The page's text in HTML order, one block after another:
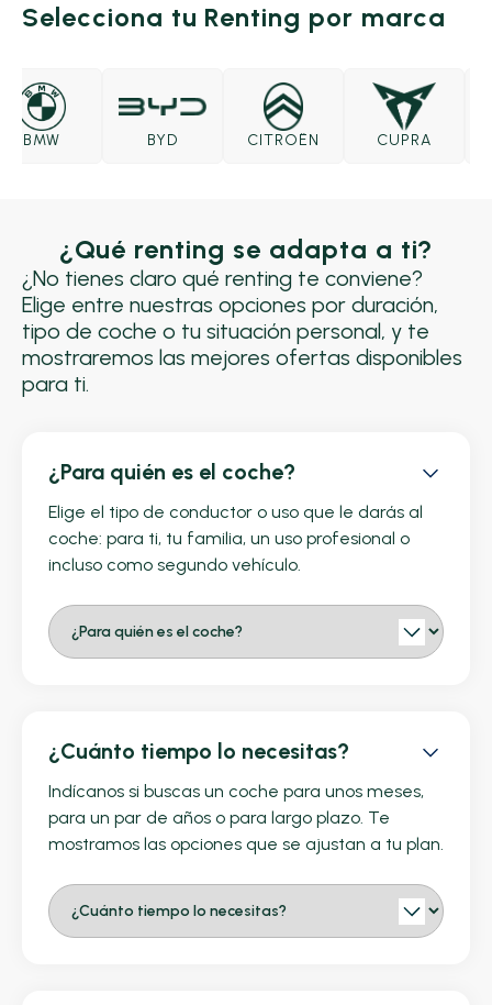
Selecciona tu Renting por marca
BMW BYD CITROËN CUPRA
¿Qué renting se adapta a ti?
¿No tienes claro qué renting te conviene?
Elige entre nuestras opciones por duración,
tipo de coche o tu situación personal, y te
mostraremos las mejores ofertas disponibles
para ti.
¿Para quién es el coche?
Elige el tipo de conductor o uso que le darás al
coche: para ti, tu familia, un uso profesional o
incluso como segundo vehículo.
¿Cuánto tiempo lo necesitas?
Indícanos si buscas un coche para unos meses,
para un par de años o para largo plazo. Te
mostramos las opciones que se ajustan a tu plan.